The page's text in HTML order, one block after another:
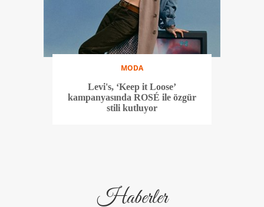
MODA
Levi's, ‘Keep it Loose’
kampanyasında ROSÉ ile özgür
stili kutluyor
Haberler